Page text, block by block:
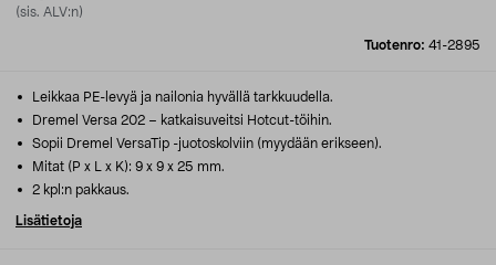
(sis. ALV:n)
Tuotenro: 41-2895
Leikkaa PE-levyä ja nailonia hyvällä tarkkuudella.
Dremel Versa 202 – katkaisuveitsi Hotcut-töihin.
Sopii Dremel VersaTip -juotoskolviin (myydään erikseen).
Mitat (P x L x K): 9 x 9 x 25 mm.
2 kpl:n pakkaus.
Lisätietoja